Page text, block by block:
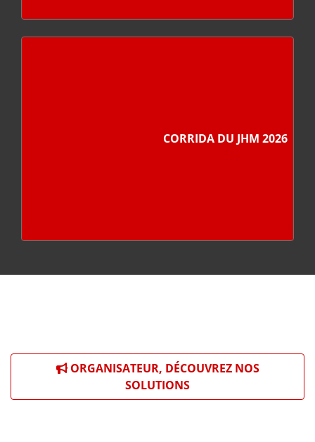
CORRIDA DU JHM 2026
ORGANISATEUR, DÉCOUVREZ NOS
SOLUTIONS